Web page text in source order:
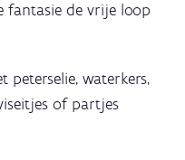
fantasie de vrije loop
peterselie, waterkers,
of partjes